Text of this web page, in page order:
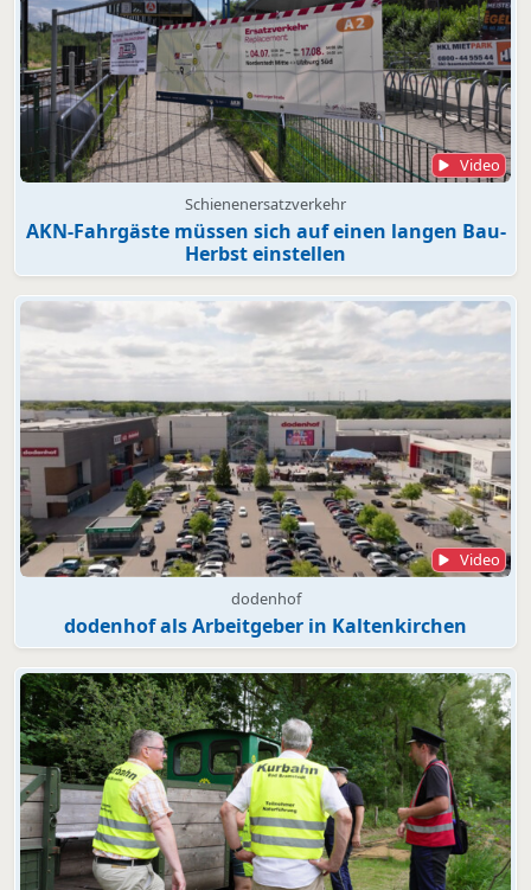
Video
Schienenersatzverkehr
AKN-Fahrgäste müssen sich auf einen langen Bau-
Herbst einstellen
Video
dodenhof
dodenhof als Arbeitgeber in Kaltenkirchen